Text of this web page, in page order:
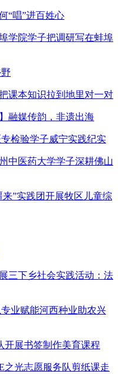
“唱”进百姓心
学院学子把调研写在蚌埠
课本知识拉到地里对一对
融媒传韵，非遗出海
检验学子威宁实践纪实
中医药大学学子深耕佛山
”实践团开展牧区儿童综
三下乡社会实践活动：法
业赋能河西种业助农兴
开展书签制作美育课程
光志愿服务队剪纸课走